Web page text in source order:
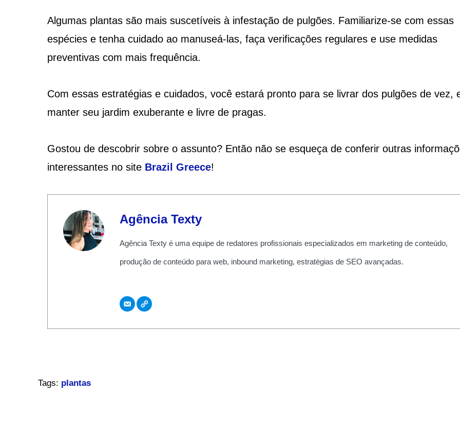
Algumas plantas são mais suscetíveis à infestação de pulgões. Familiarize-se com essas
espécies e tenha cuidado ao manuseá-las, faça verificações regulares e use medidas
preventivas com mais frequência.
Com essas estratégias e cuidados, você estará pronto para se livrar dos pulgões de vez,
manter seu jardim exuberante e livre de pragas.
Gostou de descobrir sobre o assunto? Então não se esqueça de conferir outras
interessantes no site Brazil Greece!
Agência Texty
Agência Texty é uma equipe de redatores profissionais especializados em marketing de conteúdo,
produção de conteúdo para web, inbound marketing, estratégias de SEO avançadas.
Tags: plantas